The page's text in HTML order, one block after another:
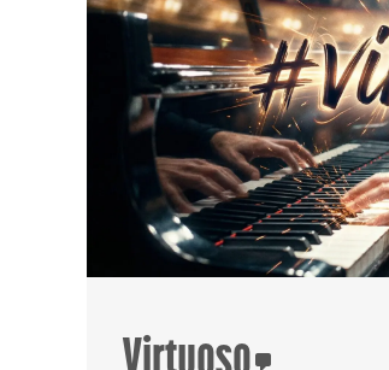
Virtuoso